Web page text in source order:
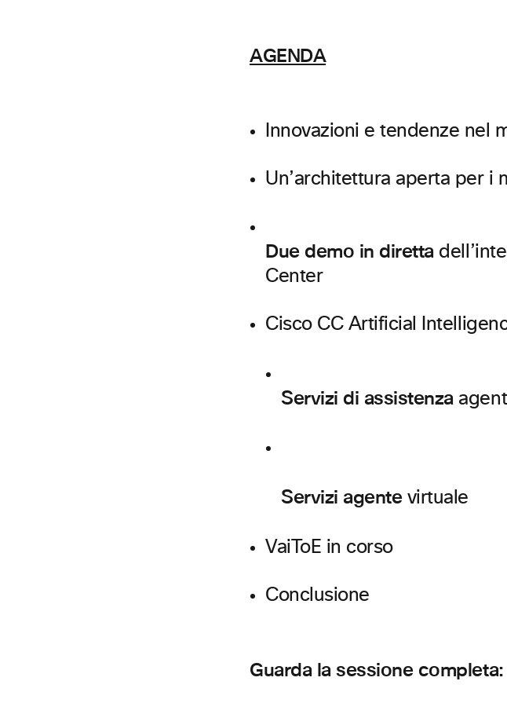
AGENDA
Innovazioni e tendenze nel
Un’architettura aperta per i
Due demo in diretta
Center
Cisco CC Artificial
Servizi di assistenza
Servizi agente virtuale
VaiToE in corso
Conclusione
Guarda la sessione completa: